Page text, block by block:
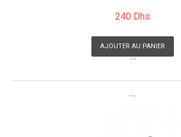
240 Dhs
AJOUTER AU PANIER
```
```